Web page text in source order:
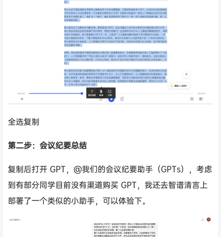
全选复制
第二步：会议纪要总结
复制后打开 GPT，@我们的会议纪要助手（GPTs），考虑
到有部分同学目前没有渠道购买 GPT，我还去智谱清言上
部署了一个类似的小助手，可以体验下。